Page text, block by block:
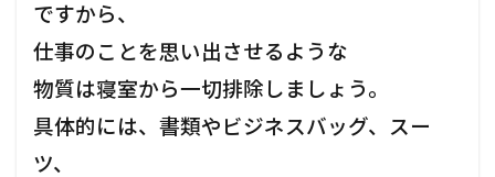
ですから、
仕事のことを思い出させるような
物質は寝室から一切排除しましょう。
具体的には、書類やビジネスバッグ、スー
ツ、